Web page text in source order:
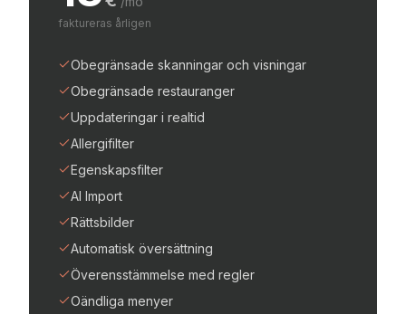
faktureras årligen
Obegränsade skanningar och visningar
Obegränsade restauranger
Uppdateringar i realtid
Allergifilter
Egenskapsfilter
AI Import
Rättsbilder
Automatisk översättning
Överensstämmelse med regler
Oändliga menyer